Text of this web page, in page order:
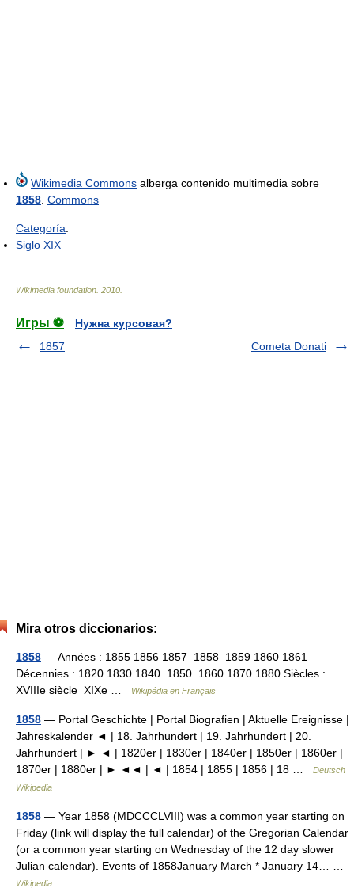
Wikimedia Commons alberga contenido multimedia sobre
1858 Commons
Categoría:
Siglo XIX
Wikimedia foundation 2010
Игры ⚽
Нужна курсовая?
1857
Cometa Donati
Mira otros diccionarios:
1858 — Années : 1855 1856 1857 1858 1859 1860 1861
Décennies : 1820 1830 1840 1850 1860 1870 1880 Siècles :
XVIIIe siècle XIXe …
Wikipédia en Français
1858 — Portal Geschichte | Portal Biografien | Aktuelle Ereignisse |
Jahreskalender ◄ | 18. Jahrhundert | 19. Jahrhundert | 20.
Jahrhundert | ► ◄ | 1820er | 1830er | 1840er | 1850er | 1860er |
1870er | 1880er | ► ◄◄ | ◄ | 1854 | 1855 | 1856 | 18 …
Deutsch
Wikipedia
1858 — Year 1858 (MDCCCLVIII) was a common year starting on
Friday (link will display the full calendar) of the Gregorian Calendar
(or a common year starting on Wednesday of the 12 day slower
Julian calendar). Events of 1858January March * January 14… …
Wikipedia